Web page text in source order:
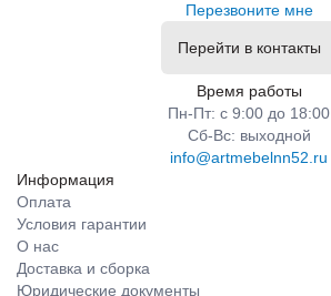
Перезвоните мне
Перейти в контакты
Время работы
Пн-Пт: с 9:00 до 18:00
Сб-Вс: выходной
info@artmebelnn52.ru
Информация
Оплата
Условия гарантии
О нас
Доставка и сборка
Юридические документы